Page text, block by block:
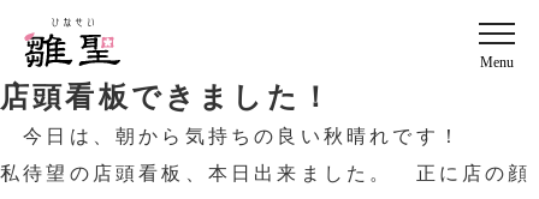
Menu
店頭看板できました！
今日は、朝から気持ちの良い秋晴れです！
私待望の店頭看板、本日出来ました。 正に店の顔